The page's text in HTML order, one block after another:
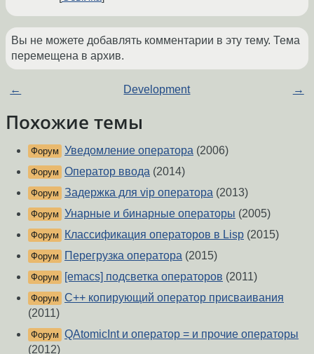
Вы не можете добавлять комментарии в эту тему. Тема
перемещена в архив.
← Development →
Похожие темы
Форум Уведомление оператора (2006)
Форум Оператор ввода (2014)
Форум Задержка для vip оператора (2013)
Форум Унарные и бинарные операторы (2005)
Форум Классификация операторов в Lisp (2015)
Форум Перегрузка оператора (2015)
Форум [emacs] подсветка операторов (2011)
Форум C++ копирующий оператор присваивания
(2011)
Форум QAtomicInt и оператор = и прочие операторы
(2012)